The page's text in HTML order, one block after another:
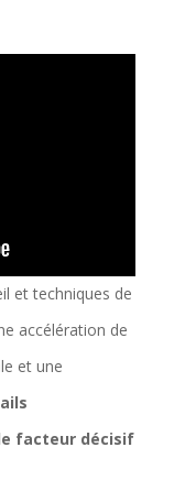
et techniques de
accélération de
et une
facteur décisif